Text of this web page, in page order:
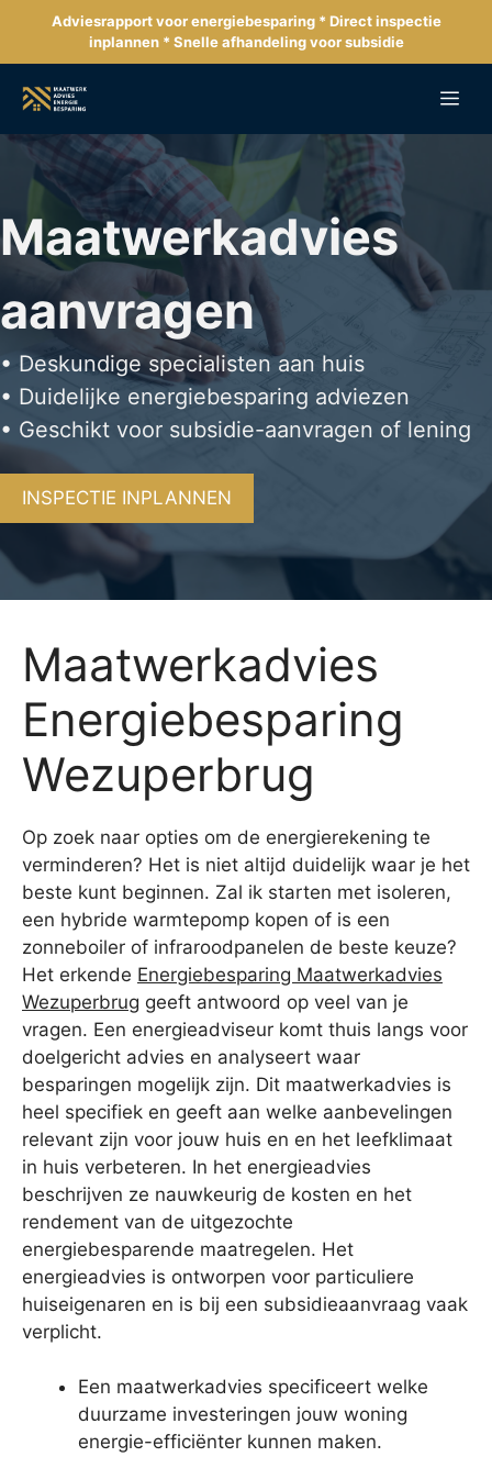
de
inhoud
Adviesrapport voor energiebesparing * Direct inspectie
inplannen * Snelle afhandeling voor subsidie
Maatwerkadvies
aanvragen
• Deskundige specialisten aan huis
• Duidelijke energiebesparing adviezen
• Geschikt voor subsidie-aanvragen of lening
INSPECTIE INPLANNEN
Maatwerkadvies
Energiebesparing
Wezuperbrug
Op zoek naar opties om de energierekening te
verminderen? Het is niet altijd duidelijk waar je het
beste kunt beginnen. Zal ik starten met isoleren,
een hybride warmtepomp kopen of is een
zonneboiler of infraroodpanelen de beste keuze?
Het erkende Energiebesparing Maatwerkadvies
Wezuperbrug geeft antwoord op veel van je
vragen. Een energieadviseur komt thuis langs voor
doelgericht advies en analyseert waar
besparingen mogelijk zijn. Dit maatwerkadvies is
heel specifiek en geeft aan welke aanbevelingen
relevant zijn voor jouw huis en en het leefklimaat
in huis verbeteren. In het energieadvies
beschrijven ze nauwkeurig de kosten en het
rendement van de uitgezochte
energiebesparende maatregelen. Het
energieadvies is ontworpen voor particuliere
huiseigenaren en is bij een subsidieaanvraag vaak
verplicht.
Een maatwerkadvies specificeert welke
duurzame investeringen jouw woning
energie-efficiënter kunnen maken.